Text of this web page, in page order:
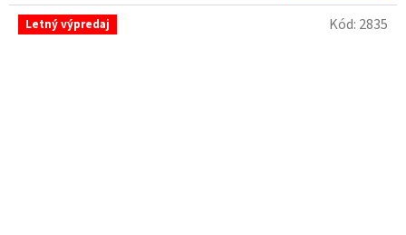
Letný výpredaj Kód: 2835